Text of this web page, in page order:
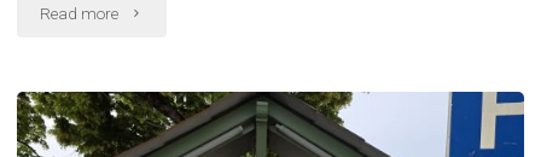
Read more "Spanische